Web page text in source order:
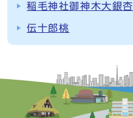
稲毛神社御神木大銀杏
伝十郎桃